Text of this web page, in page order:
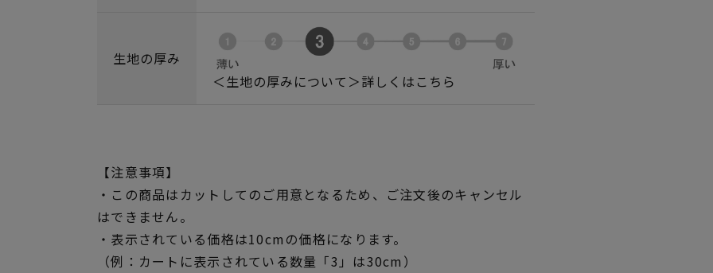
生地の厚み
＜生地の厚みについて＞詳しくはこちら
【注意事項】
・この商品はカットしてのご用意となるため、ご注文後のキャンセル
はできません。
・表示されている価格は10cmの価格になります。
（例：カートに表示されている数量「3」は30cm）